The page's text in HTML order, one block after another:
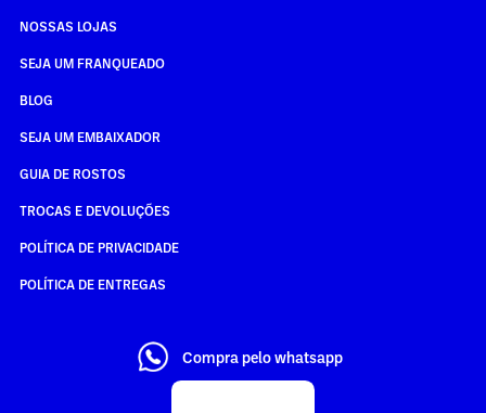
NOSSAS LOJAS
SEJA UM FRANQUEADO
BLOG
SEJA UM EMBAIXADOR
GUIA DE ROSTOS
TROCAS E DEVOLUÇÕES
POLÍTICA DE PRIVACIDADE
POLÍTICA DE ENTREGAS
Compra pelo whatsapp